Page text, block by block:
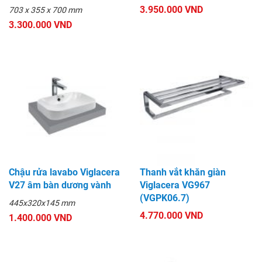
703 x 355 x 700 mm
3.300.000 VND
3.950.000 VND
Chậu rửa lavabo Viglacera
V27 âm bàn dương vành
445x320x145 mm
1.400.000 VND
Thanh vắt khăn giàn
Viglacera VG967
(VGPK06.7)
4.770.000 VND